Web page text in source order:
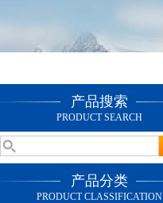
产品搜索
PRODUCT SEARCH
产品分类
PRODUCT CLASSIFICATION